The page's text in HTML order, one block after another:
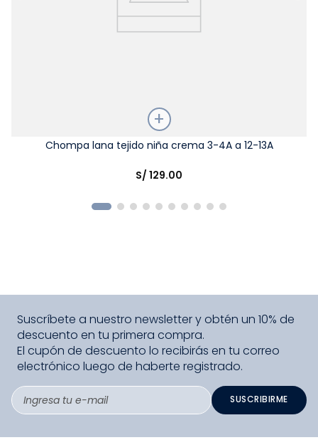
Chompa lana tejido niña crema 3-4A a 12-13A
S/129.00
Suscríbete a nuestro newsletter y obtén un 10% de
descuento en tu primera compra.
El cupón de descuento lo recibirás en tu correo
electrónico luego de haberte registrado.
SUSCRIBIRME